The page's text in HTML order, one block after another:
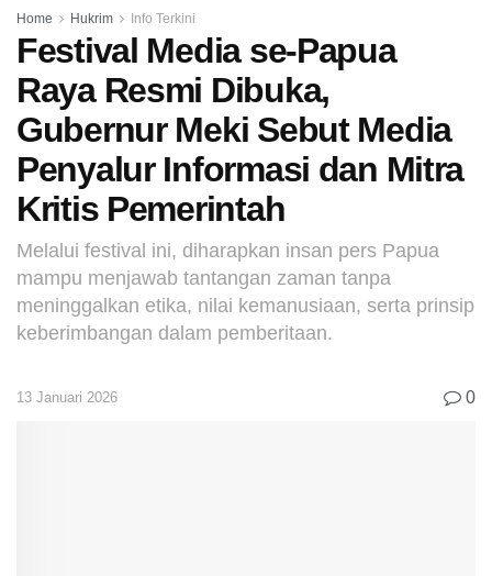
Home Hukrim Info Terkini
Festival Media se-Papua
Raya Resmi Dibuka,
Gubernur Meki Sebut Media
Penyalur Informasi dan Mitra
Kritis Pemerintah
Melalui festival ini, diharapkan insan pers Papua
mampu menjawab tantangan zaman tanpa
meninggalkan etika, nilai kemanusiaan, serta prinsip
keberimbangan dalam pemberitaan.
13 Januari 2026 0